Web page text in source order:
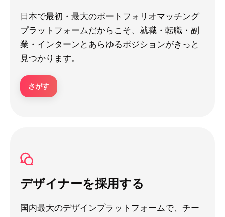
日本で最初・最大のポートフォリオマッチング
プラットフォームだからこそ、就職・転職・副
業・インターンとあらゆるポジションがきっと
見つかります。
さがす
デザイナーを採用する
国内最大のデザインプラットフォームで、チー